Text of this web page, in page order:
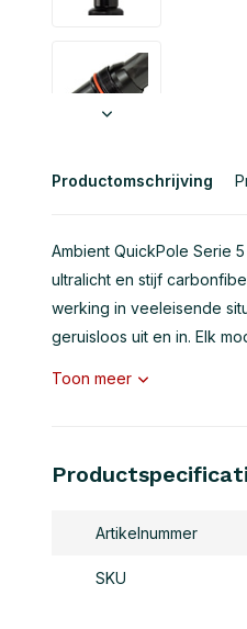
Productomschrijving
Ambient QuickPole Serie
ultralicht en stijf
werking in veeleisende
geruisloos uit en in. Elk
Toon meer
Artikelnummer
SKU